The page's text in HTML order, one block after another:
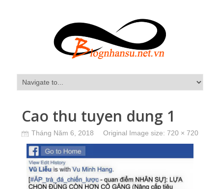
Cao thu tuyen dung 1
Tháng Năm 6, 2018 Original Image size: 720 × 720